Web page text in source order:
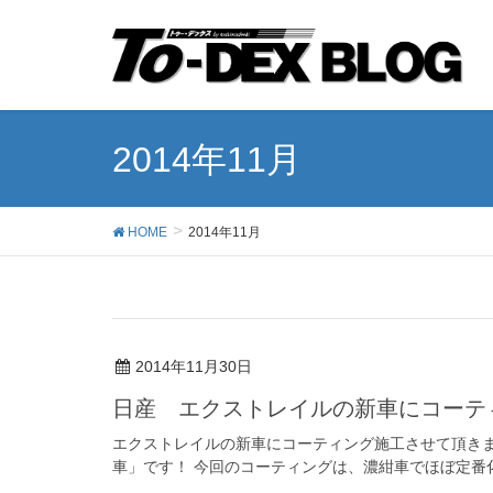
2014年11月
HOME 2014年11月
2014年11月30日
日産 エクストレイルの新車にコーテ
エクストレイルの新車にコーティング施工させて頂
車」です！ 今回のコーティングは、濃紺車でほぼ定